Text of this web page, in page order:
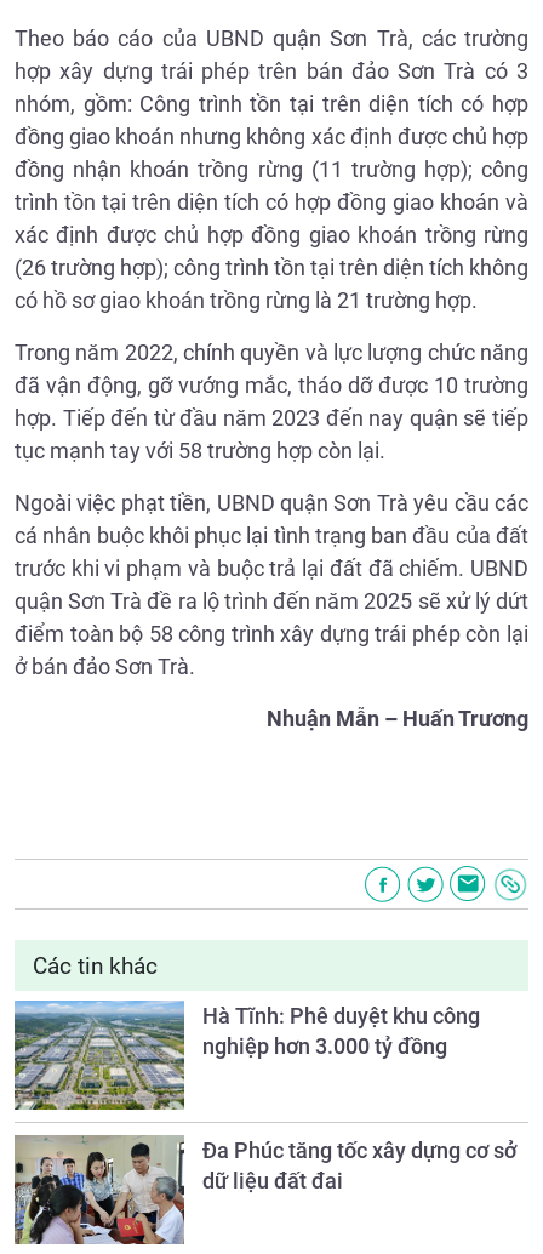
Theo báo cáo của UBND quận Sơn Trà, các trường
hợp xây dựng trái phép trên bán đảo Sơn Trà có 3
nhóm, gồm: Công trình tồn tại trên diện tích có hợp
đồng giao khoán nhưng không xác định được chủ hợp
đồng nhận khoán trồng rừng (11 trường hợp); công
trình tồn tại trên diện tích có hợp đồng giao khoán và
xác định được chủ hợp đồng giao khoán trồng rừng
(26 trường hợp); công trình tồn tại trên diện tích không
có hồ sơ giao khoán trồng rừng là 21 trường hợp.
Trong năm 2022, chính quyền và lực lượng chức năng
đã vận động, gỡ vướng mắc, tháo dỡ được 10 trường
hợp. Tiếp đến từ đầu năm 2023 đến nay quận sẽ tiếp
tục mạnh tay với 58 trường hợp còn lại.
Ngoài việc phạt tiền, UBND quận Sơn Trà yêu cầu các
cá nhân buộc khôi phục lại tình trạng ban đầu của đất
trước khi vi phạm và buộc trả lại đất đã chiếm. UBND
quận Sơn Trà đề ra lộ trình đến năm 2025 sẽ xử lý dứt
điểm toàn bộ 58 công trình xây dựng trái phép còn lại
ở bán đảo Sơn Trà.
Nhuận Mẫn – Huấn Trương
Các tin khác
Hà Tĩnh: Phê duyệt khu công
nghiệp hơn 3.000 tỷ đồng
Đa Phúc tăng tốc xây dựng cơ sở
dữ liệu đất đai